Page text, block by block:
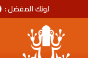
لونك المفضل :